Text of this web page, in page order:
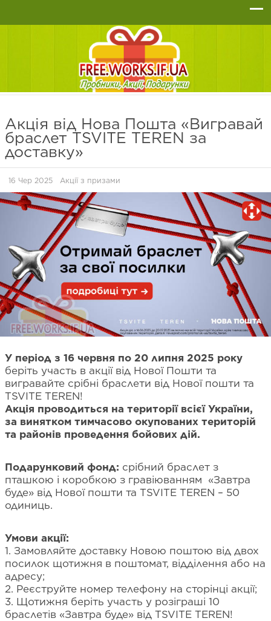
Акція від Нова Пошта «Вигравай
браслет TSVITE TEREN за
доставку»
16 Чер 2025 Акції з призами
У період з 16 червня по 20 липня 2025 року
беріть участь в акції від Нової Пошти та
вигравайте срібні браслети від Нової пошти та
TSVITE TEREN!
Акція проводиться на території всієї України,
за винятком тимчасово окупованих територій
та районів проведення бойових дій.
Подарунковий фонд: срібний браслет з
пташкою і коробкою з гравіюванням «Завтра
буде» від Нової пошти та TSVITE TEREN – 50
одиниць.
Умови акції:
1. Замовляйте доставку Новою поштою від двох
посилок щотижня в поштомат, відділення або на
адресу;
2. Реєструйте номер телефону на сторінці акції;
3. Щотижня беріть участь у розіграші 10
браслетів «Завтра буде» від TSVITE TEREN!